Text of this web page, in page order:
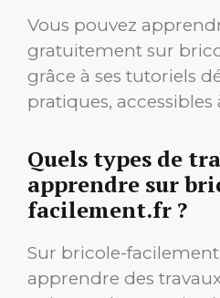
Vous pouvez
gratuitement sur
grâce à ses tutoriels
pratiques, accessibles
Quels types de
apprendre sur
facilement.fr ?
Sur bricole-
apprendre des